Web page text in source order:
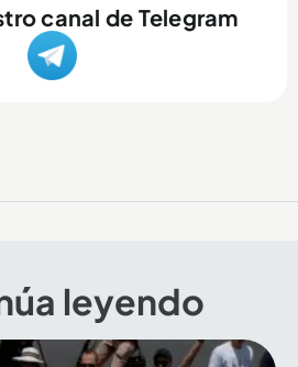
canal de Telegram
leyendo